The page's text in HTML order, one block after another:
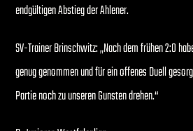
endgültigen Abstieg der Ahlener.
SV-Trainer Brinschwitz: „Nach dem frühen 2:0
genug genommen und für ein offenes Duell
Partie noch zu unseren Gunsten drehen.“